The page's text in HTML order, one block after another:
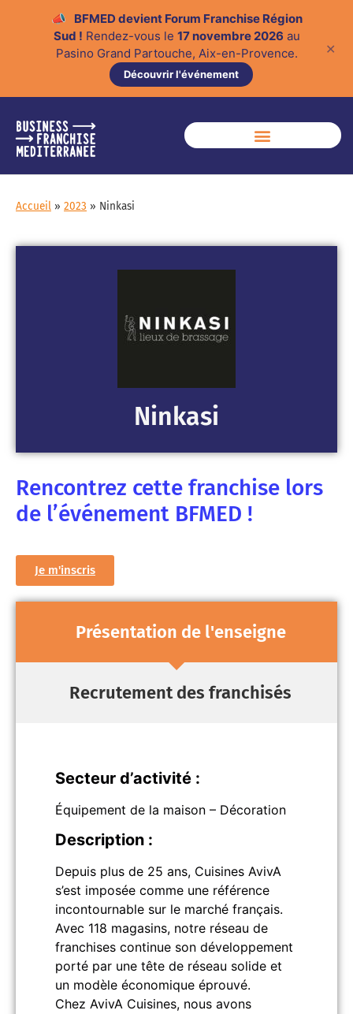
📣
BFMED devient Forum Franchise Région
Sud ! Rendez-vous le 17 novembre 2026 au
Pasino Grand Partouche, Aix-en-Provence.
Découvrir l'événement
✕
Accueil » 2023 » Ninkasi
Ninkasi
Rencontrez cette franchise lors
de l’événement BFMED !
Je m'inscris
Présentation de l'enseigne
Recrutement des franchisés
Secteur d’activité :
Équipement de la maison – Décoration
Description :
Depuis plus de 25 ans, Cuisines AvivA
s’est imposée comme une référence
incontournable sur le marché français.
Avec 118 magasins, notre réseau de
franchises continue son développement
porté par une tête de réseau solide et
un modèle économique éprouvé.
Chez AvivA Cuisines, nous avons